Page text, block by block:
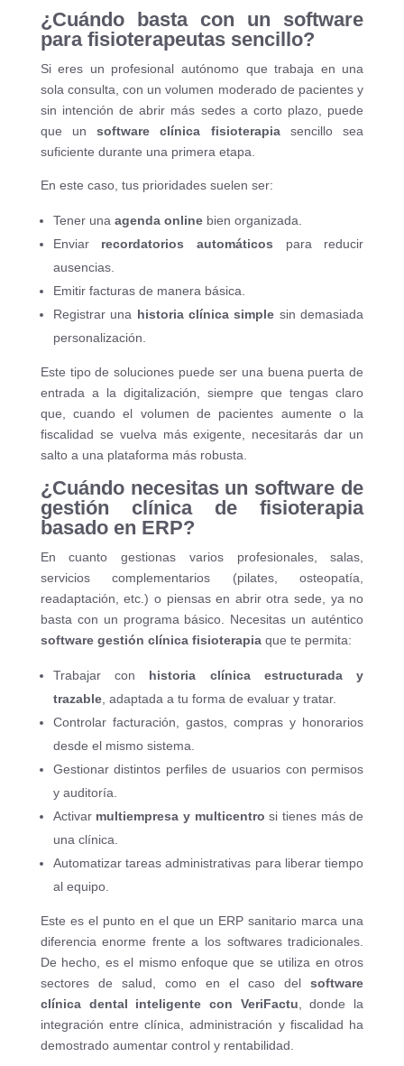
¿Cuándo basta con un software
para fisioterapeutas sencillo?
Si eres un profesional autónomo que trabaja en una
sola consulta, con un volumen moderado de pacientes y
sin intención de abrir más sedes a corto plazo, puede
que unsoftware clínica fisioterapiasencillo sea
suficiente durante una primera etapa.
En este caso, tus prioridades suelen ser:
Tener una agenda onlinebien organizada.
Enviar recordatorios automáticos para reducir
ausencias.
Emitir facturas de manera básica.
Registrar una historia clínica simple sin demasiada
personalización.
Este tipo de soluciones puede ser una buena puerta de
entrada a la digitalización, siempre que tengas claro
que, cuando el volumen de pacientes aumente o la
fiscalidad se vuelva más exigente, necesitarás dar un
salto a una plataforma más robusta.
¿Cuándo necesitas un software de
gestión clínica de fisioterapia
basado en ERP?
En cuanto gestionas varios profesionales, salas,
servicios complementarios (pilates, osteopatía,
readaptación, etc.) o piensas en abrir otra sede, ya no
basta con un programa básico. Necesitas un auténtico
software gestión clínica fisioterapiaque te permita:
Trabajar con historia clínica estructurada y
trazable, adaptada a tu forma de evaluar y tratar.
Controlar facturación, gastos, compras y honorarios
desde el mismo sistema.
Gestionar distintos perfiles de usuarios con permisos
y auditoría.
Activar multiempresa y multicentro si tienes más de
una clínica.
Automatizar tareas administrativas para liberar tiempo
al equipo.
Este es el punto en el que un ERP sanitario marca una
diferencia enorme frente a los softwares tradicionales.
De hecho, es el mismo enfoque que se utiliza en otros
sectores de salud, como en el caso delsoftware
clínica dental inteligente con VeriFactu, donde la
integración entre clínica, administración y fiscalidad ha
demostrado aumentar control y rentabilidad.